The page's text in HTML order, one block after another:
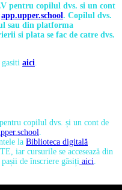
pentru copilul dvs. si un cont
app.upper.school . Copilul dvs.
sau din platforma
si plata se fac de catre dvs.
aici
copilul dvs. și un cont de
la Biblioteca digitală
iar cursurile se accesează din
de înscriere găsiți aici